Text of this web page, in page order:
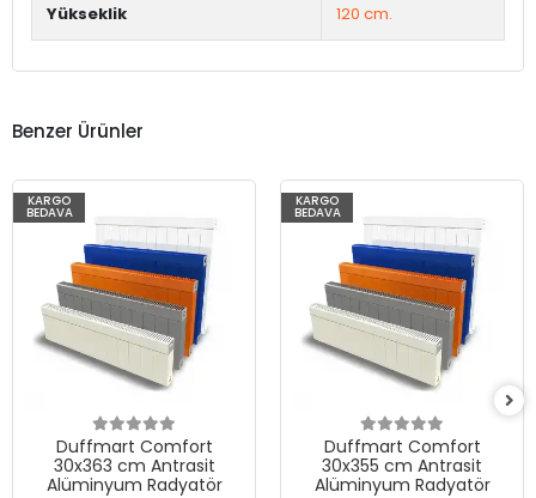
Yükseklik 120 cm.
Benzer Ürünler
KARGO
BEDAVA
Duffmart Comfort
30x363 cm Antrasit
Alüminyum Radyatör
KARGO
BEDAVA
Duffmart Comfort
30x355 cm Antrasit
Alüminyum Radyatör